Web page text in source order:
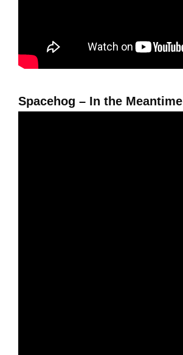
Spacehog – In the Meantime